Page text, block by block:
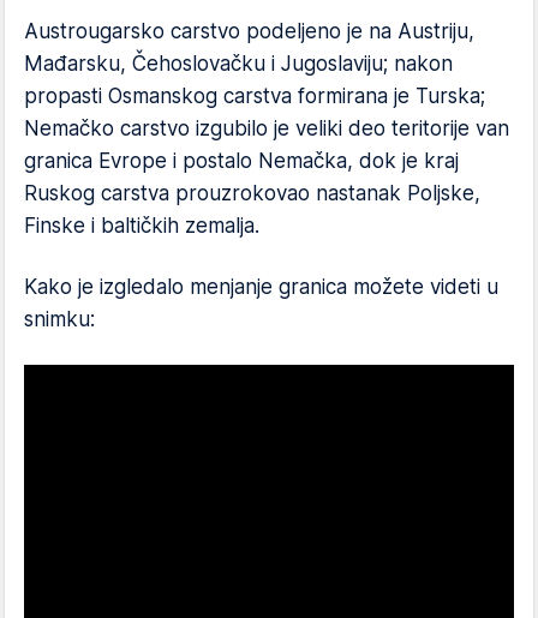
Austrougarsko carstvo podeljeno je na Austriju,
Mađarsku, Čehoslovačku i Jugoslaviju; nakon
propasti Osmanskog carstva formirana je Turska;
Nemačko carstvo izgubilo je veliki deo teritorije van
granica Evrope i postalo Nemačka, dok je kraj
Ruskog carstva prouzrokovao nastanak Poljske,
Finske i baltičkih zemalja.
Kako je izgledalo menjanje granica možete videti u
snimku: